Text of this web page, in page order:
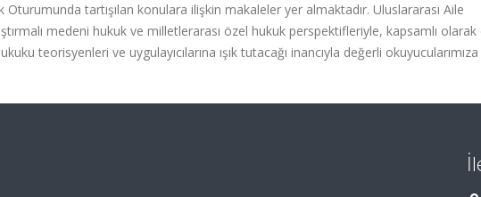
Oturumunda tartışılan konulara ilişkin makaleler yer almaktadır. Uluslararası Aile
medeni hukuk ve milletlerarası özel hukuk perspektifleriyle, kapsamlı olarak
teorisyenleri ve uygulayıcılarına ışık tutacağı inancıyla değerli okuyucularımıza